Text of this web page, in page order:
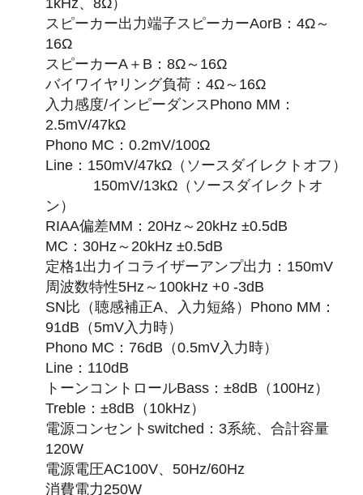
スピーカー出力端子スピーカーAorB：4Ω～
16Ω
スピーカーA＋B：8Ω～16Ω
バイワイヤリング負荷：4Ω～16Ω
入力感度/インピーダンスPhono MM：
2.5mV/47kΩ
Phono MC：0.2mV/100Ω
Line：150mV/47kΩ（ソースダイレクトオフ）
150mV/13kΩ（ソースダイレクトオ
ン）
RIAA偏差MM：20Hz～20kHz ±0.5dB
MC：30Hz～20kHz ±0.5dB
定格1出力イコライザーアンプ出力：150mV
周波数特性5Hz～100kHz +0 -3dB
SN比（聴感補正A、入力短絡）Phono MM：
91dB（5mV入力時）
Phono MC：76dB（0.5mV入力時）
Line：110dB
トーンコントロールBass：±8dB（100Hz）
Treble：±8dB（10kHz）
電源コンセントswitched：3系統、合計容量
120W
電源電圧AC100V、50Hz/60Hz
消費電力250W